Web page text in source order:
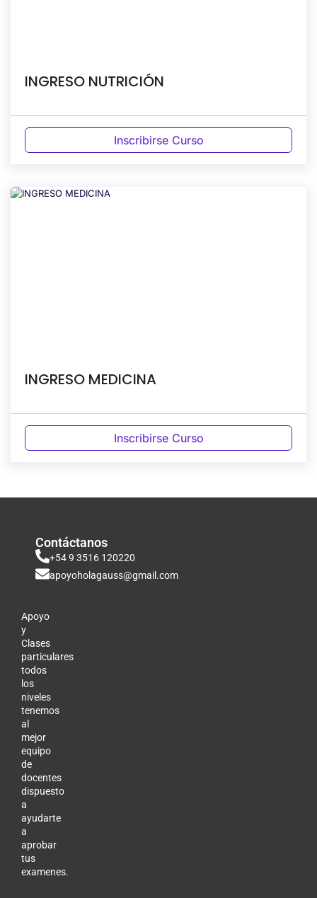
INGRESO NUTRICIÓN
Inscribirse Curso
INGRESO MEDICINA
Inscribirse Curso
Apoyo
y
Clases
particulares
todos
los
niveles
tenemos
al
mejor
equipo
de
docentes
dispuesto
a
ayudarte
a
aprobar
tus
examenes.
Contáctanos
+54 9 3516 120220
apoyoholagauss@gmail.com